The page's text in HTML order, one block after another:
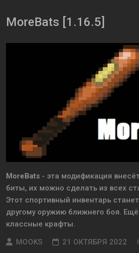
MoreBats [1.16.5]
MoreBats - эта модификация
биты, их можно сделать из всех
Этот спортивный инвентарь
другому оружию ближнего боя.
классные крафты.
MOOKS
21 ОКТЯБРЯ 2022